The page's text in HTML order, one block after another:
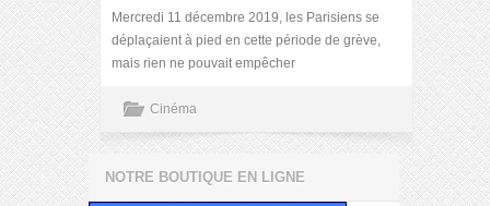
Mercredi 11 décembre 2019, les Parisiens se
déplaçaient à pied en cette période de grève,
mais rien ne pouvait empêcher
Cinéma
NOTRE BOUTIQUE EN LIGNE